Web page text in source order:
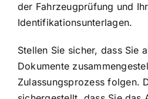
der Fahrzeugprüfung und
Identifikationsunterlagen.
Stellen Sie sicher, dass Sie
Dokumente
Zulassungsprozess folgen.